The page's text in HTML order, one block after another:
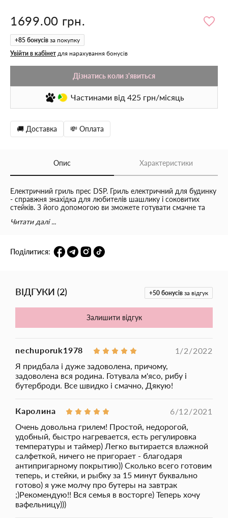
1699.00 грн.
+85 бонусів за покупку
Увійти в кабінет для нарахування бонусів
Дізнатись коли з'явиться
Частинами від 425 грн/місяць
🚚 Доставка 💸 Оплата
Опис Характеристики
Електричний гриль прес DSP. Гриль електричний для будинку
- справжня знахідка для любителів шашлику і соковитих
стейків. З його допомогою ви зможете готувати смачне та
дивуючи їх вашими кулінарними талантами. Гриль працює від
ретельно продуманій конструкції, шматочки рівномірно
прожарюються з усіх боків, зберігаючи при цьому соковитість
смаження мають антипригарним покриттям, що забезпечує
легкий догляд і захищає продукти від пригорання. Такий
кухні. У ньому ви зможете приготувати соковиті стейки, рибу,
овочі, сендвічі та багато іншого.
Читати далі ...
Поділитися:
+50 бонусів за відгук
ВІДГУКИ (2)
Залишити відгук
nechuporuk1978
1/2/2022
Я придбала і дуже задоволена, причому,
задоволена вся родина. Готувала м'ясо, рибу і
бутерброди. Все швидко і смачно, Дякую!
Каролина
6/12/2021
Очень довольна грилем! Простой, недорогой,
удобный, быстро нагревается, есть регулировка
температуры и таймер) Легко вытирается влажной
салфеткой, ничего не пригорает - благодаря
антипригарному покрытию)) Сколько всего готовим
теперь, и стейки, и рыбку за 15 минут буквально
готово) я уже молчу про бутеры на завтрак
;)Рекомендую!! Вся семья в восторге) Теперь хочу
вафельницу)))